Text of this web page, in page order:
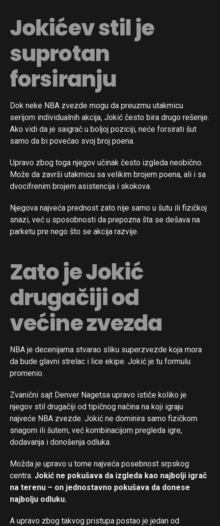
Jokićev stil je
suprotan
forsiranju
Dok neke NBA zvezde mogu da preuzmu utakmicu
serijom individualnih akcija, Jokić često bira drugo rešenje.
Ako vidi da je saigrač u boljoj poziciji, neće forsirati šut
samo da bi povećao svoj broj poena.
Upravo zbog toga njegov učinak često izgleda neobično.
Može da završi utakmicu sa velikim brojem poena, ali i sa
dvocifrenim brojem asistencija i skokova.
Njegova najveća prednost zato nije samo u šutu ili fizičkoj
snazi, već u sposobnosti da prepozna šta se dešava na
parketu pre nego što se akcija razvije.
Zato je Jokić
drugačiji od
većine zvezda
NBA je decenijama stvarao sliku superzvezde koja mora
da bude glavni strelac i lice ekipe. Jokić je tu formulu
promenio.
Zvanični sajt Denver Nagetsa upravo ističe koliko je
njegov stil drugačiji od tipičnog načina na koji igraju
najveće NBA zvezde. Jokić ne dominira samo fizičkom
snagom ili šutem, već kombinacijom pregleda igre,
dodavanja i donošenja odluka.
Možda je upravo u tome najveća posebnost srpskog
centra. Jokić ne pokušava da izgleda kao najbolji igrač
na terenu – on jednostavno pokušava da donese
najbolju odluku.
A upravo zbog takvog pristupa postao je jedan od